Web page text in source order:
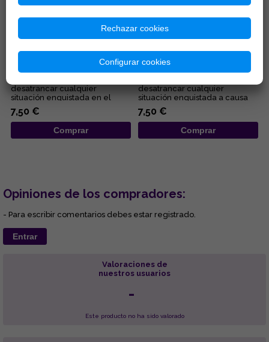
desatrancar cualquier
situación enquistada en el
ámbito amoroso y sexual....
7,50 €
Comprar
(DESHACE MAGIAS)
desatrancar cualquier
situación enquistada a causa
de maleficios y malas artes....
7,50 €
Comprar
Opiniones de los compradores:
- Para escribir comentarios debes estar registrado.
Entrar
Valoraciones de
nuestros usuarios
-
Este producto no ha sido valorado
Rechazar cookies
Configurar cookies